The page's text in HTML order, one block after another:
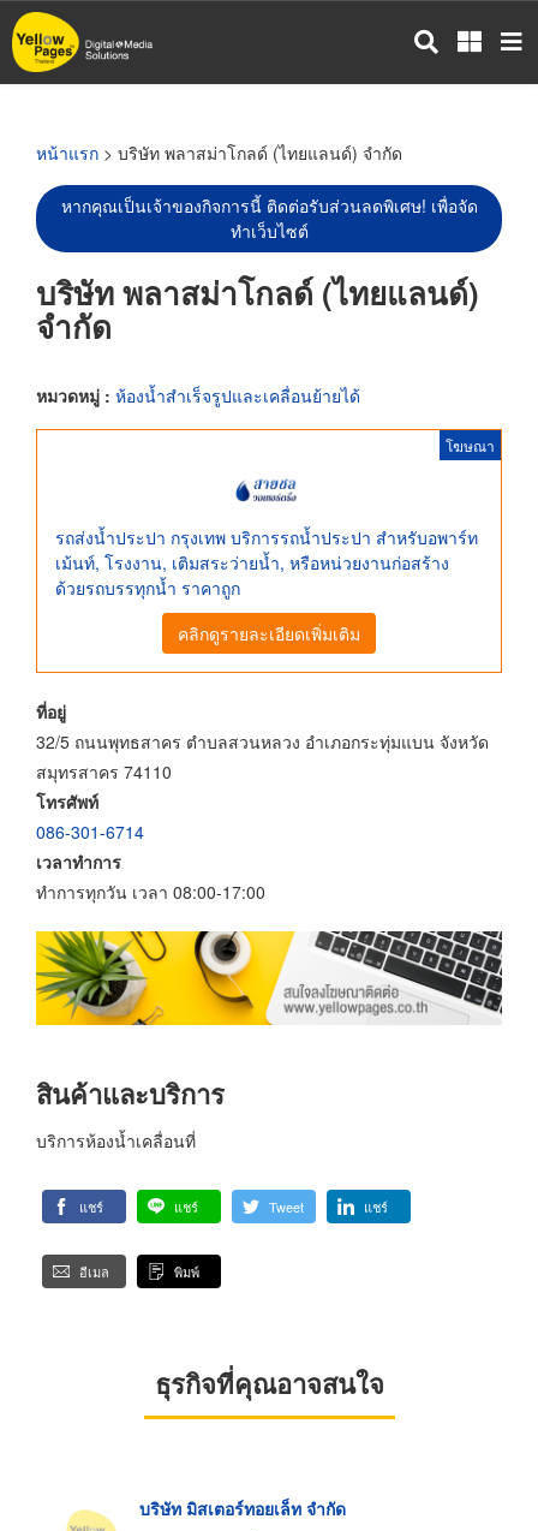
ข้าม
ไป
หน้าแรก > บริษัท พลาสม่าโกลด์ (ไทยแลนด์) จำกัด
หากคุณเป็นเจ้าของกิจการนี้ ติดต่อรับส่วนลดพิเศษ! เพื่อจัด
ทำเว็บไซต์
บริษัท พลาสม่าโกลด์ (ไทยแลนด์)
จำกัด
หมวดหมู่ : ห้องน้ำสำเร็จรูปและเคลื่อนย้ายได้
โฆษณา
รถส่งน้ำประปา กรุงเทพ บริการรถน้ำประปา สำหรับอพาร์ท
เม้นท์, โรงงาน, เติมสระว่ายน้ำ, หรือหน่วยงานก่อสร้าง
ด้วยรถบรรทุกน้ำ ราคาถูก
คลิกดูรายละเอียดเพิ่มเติม
ที่อยู่
32/5 ถนนพุทธสาคร ตำบลสวนหลวง อำเภอกระทุ่มแบน จังหวัด
สมุทรสาคร 74110
โทรศัพท์
086-301-6714
เวลาทำการ
ทำการทุกวัน เวลา 08:00-17:00
สินค้าและบริการ
บริการห้องน้ำเคลื่อนที่
แชร์ แชร์ Tweet แชร์
อีเมล พิมพ์
ธุรกิจที่คุณอาจสนใจ
บริษัท มิสเตอร์ทอยเล็ท จำกัด